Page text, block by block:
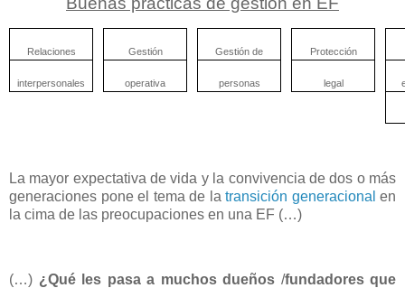
Relaciones Gestión Gestión de Protección
interpersonales operativa personas legal
La mayor expectativa de vida y la convivencia de dos o más
generaciones pone el tema de la transición generacional en
la cima de las preocupaciones en una EF (…)
(…) ¿Qué les pasa a muchos dueños /fundadores que